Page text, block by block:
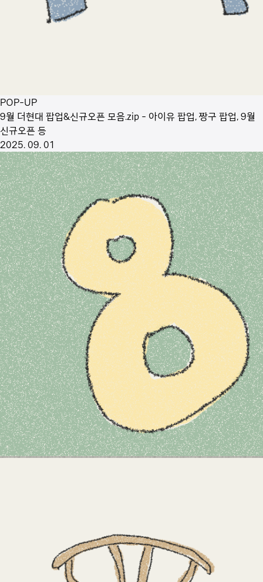
POP-UP
9월 더현대 팝업&신규오픈 모음.zip - 아이유 팝업, 짱구 팝업, 9월
신규오픈 등
2025. 09. 01